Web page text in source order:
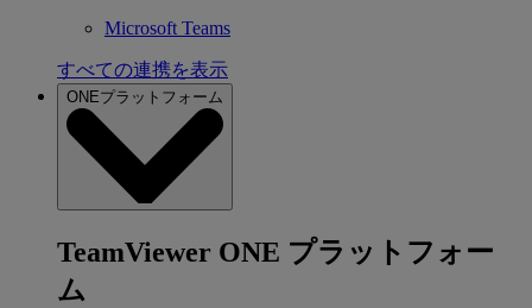
Microsoft Teams
すべての連携を表示
ONEプラットフォーム
TeamViewer ONE プラットフォー
ム